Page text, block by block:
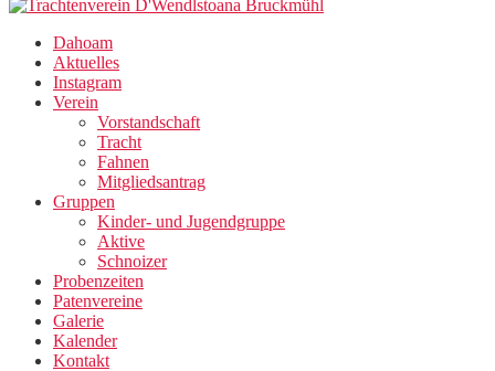
Dahoam
Aktuelles
Instagram
Verein
Vorstandschaft
Tracht
Fahnen
Mitgliedsantrag
Gruppen
Kinder- und Jugendgruppe
Aktive
Schnoizer
Probenzeiten
Patenvereine
Galerie
Kalender
Kontakt